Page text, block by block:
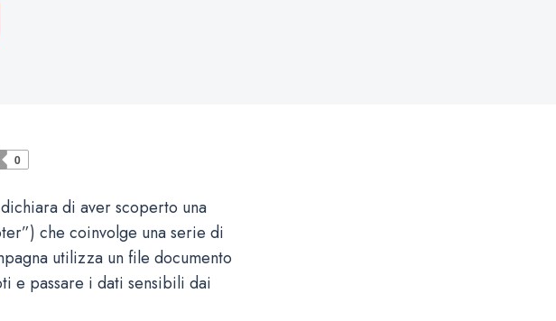
0
di aver scoperto una
che coinvolge una serie di
utilizza un file documento
e passare i dati sensibili dai